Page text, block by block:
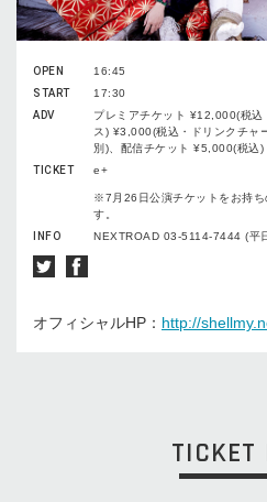
OPEN
16:45
START
17:30
ADV
プレミアチケット ¥12,000(税込
ス) ¥3,000(税込・ドリンクチャ
別)、配信チケット ¥5,000(税込)
TICKET
e+
※7月26日公演チケットをお持ち
す。
INFO
NEXTROAD 03-5114-7444 (平
オフィシャルHP： http://
TICKET